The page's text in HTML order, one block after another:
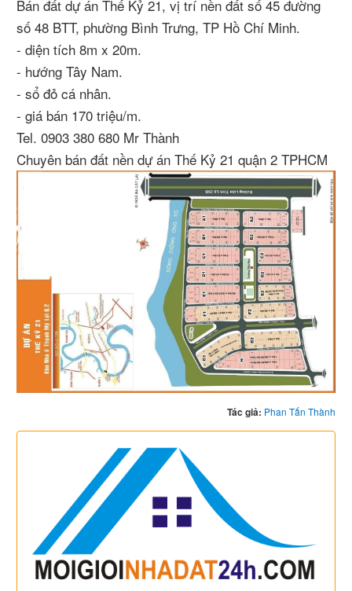
Bán đất dự án Thế Kỷ 21, vị trí nền đất số 45 đường
số 48 BTT, phường Bình Trưng, TP Hồ Chí Minh.
- diện tích 8m x 20m.
- hướng Tây Nam.
- sổ đỏ cá nhân.
- giá bán 170 triệu/m.
Tel. 0903 380 680 Mr Thành
Chuyên bán đất nền dự án Thế Kỷ 21 quận 2 TPHCM
Tác giả: Phan Tấn Thành